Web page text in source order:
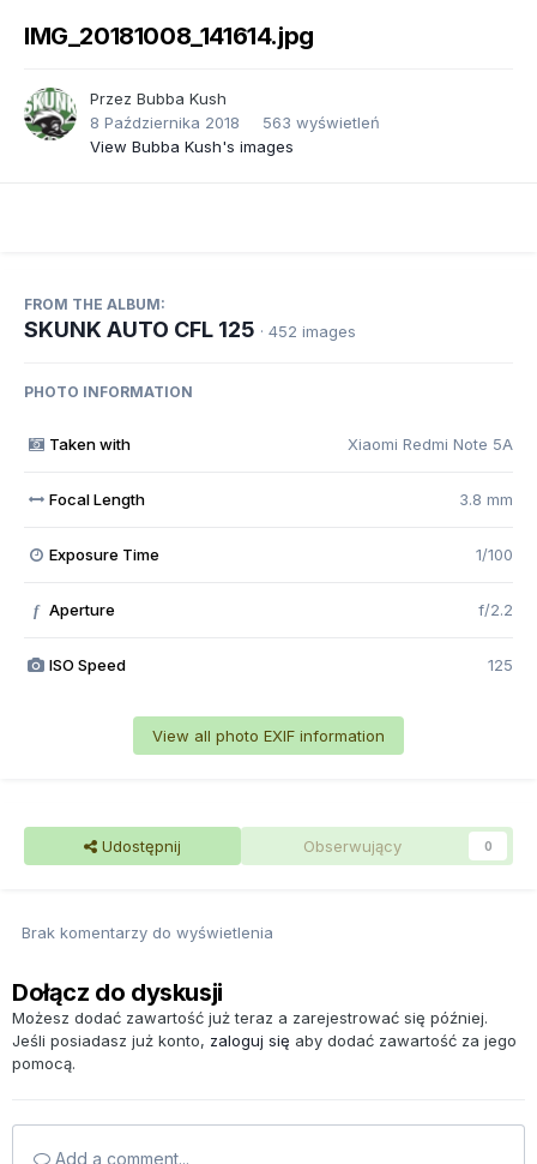
IMG_20181008_141614.jpg
Przez Bubba Kush
8 Października 2018
563 wyświetleń
View Bubba Kush's images
FROM THE ALBUM:
SKUNK AUTO CFL 125 · 452 images
PHOTO INFORMATION
Taken with Xiaomi Redmi Note 5A
Focal Length 3.8 mm
Exposure Time 1/100
f Aperture f/2.2
ISO Speed 125
View all photo EXIF information
Udostępnij Obserwujący 0
Brak komentarzy do wyświetlenia
Dołącz do dyskusji
Możesz dodać zawartość już teraz a zarejestrować się później.
Jeśli posiadasz już konto, zaloguj się aby dodać zawartość za jego
pomocą.
Add a comment...